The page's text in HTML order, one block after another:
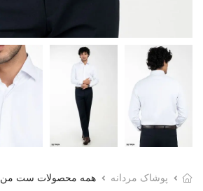
پوشاک مردانه همه محصولات ست من